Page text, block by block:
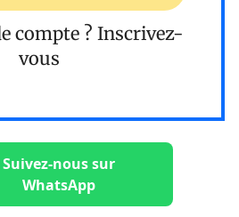
compte ? Inscrivez-
vous
Suivez-nous sur
WhatsApp